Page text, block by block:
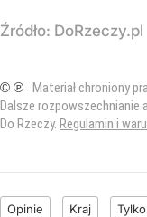
Źródło: DoRzeczy.pl
© ℗ Materiał chroniony
Dalsze rozpowszechnianie
Do Rzeczy. Regulamin i
Opinie Kraj